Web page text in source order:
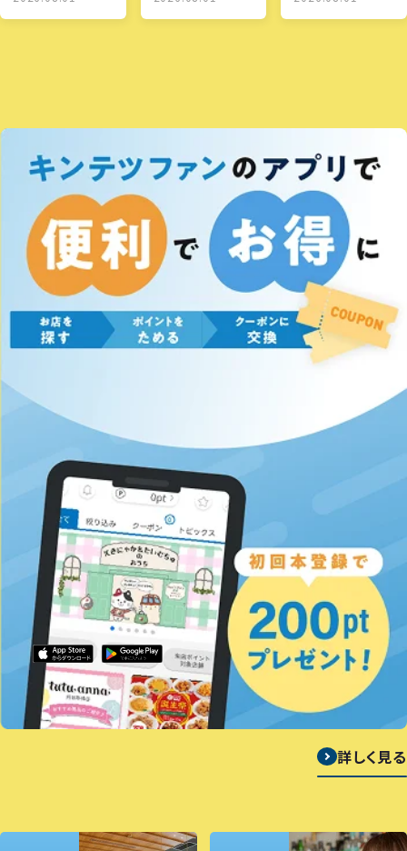
詳しく見る